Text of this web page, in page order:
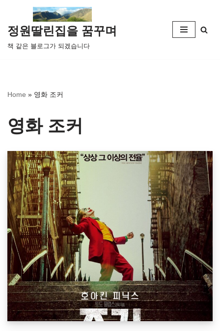
콘
텐
츠
뛰
정원딸린집을 꿈꾸며
책 같은 블로그가 되겠습니다
Home » 영화 조커
영화 조커